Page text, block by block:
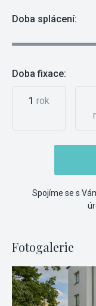
Doba splácení:
Doba fixace:
1 rok
Spojíme se s
Fotogalerie